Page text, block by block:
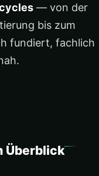
— von der
bis zum
fundiert, fachlich
Überblick